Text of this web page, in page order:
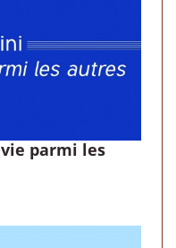
parmi les